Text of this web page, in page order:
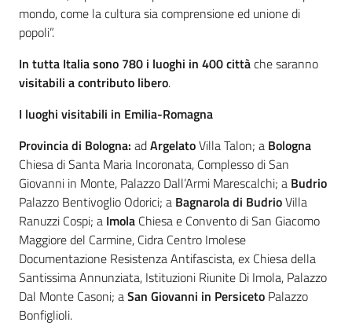
mondo, come la cultura sia comprensione ed unione di
popoli”.
In tutta Italia sono 780 i luoghi in 400 cittàchesaranno
visitabili a contributo libero.
I luoghi visitabili in Emilia-Romagna
Provincia di Bologna: adArgelatoVilla Talon; a Bologna
Chiesa di Santa Maria Incoronata, Complesso di San
Giovanni in Monte, Palazzo Dall’Armi Marescalchi; a Budrio
Palazzo Bentivoglio Odorici; a Bagnarola di BudrioVilla
Ranuzzi Cospi; a Imola Chiesa e Convento di San Giacomo
Maggiore del Carmine, Cidra Centro Imolese
Documentazione Resistenza Antifascista, ex Chiesa della
Santissima Annunziata, Istituzioni Riunite Di Imola, Palazzo
Dal Monte Casoni; aSan Giovanni in Persiceto Palazzo
Bonfiglioli.